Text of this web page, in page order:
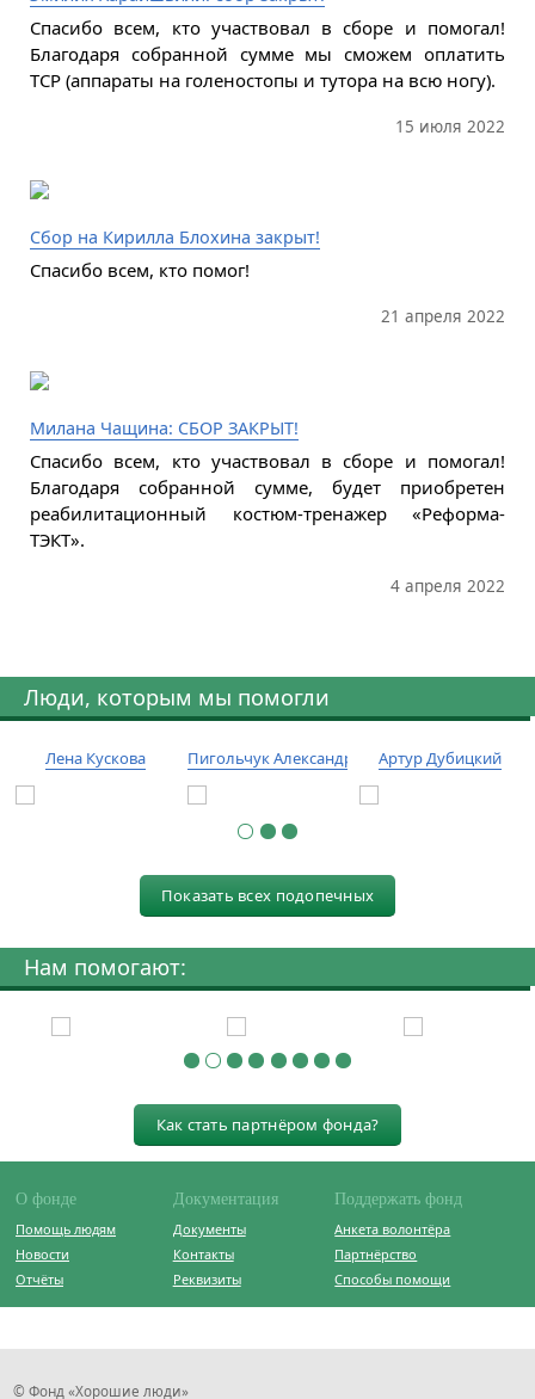
Спасибо всем, кто участвовал в сборе и помогал!
Благодаря собранной сумме мы сможем оплатить
ТСР (аппараты на голеностопы и тутора на всю ногу).
15 июля 2022
Сбор на Кирилла Блохина закрыт!
Спасибо всем, кто помог!
21 апреля 2022
Милана Чащина: СБОР ЗАКРЫТ!
Спасибо всем, кто участвовал в сборе и помогал!
Благодаря собранной сумме, будет приобретен
реабилитационный костюм-тренажер «Реформа-
ТЭКТ».
4 апреля 2022
Люди, которым мы помогли
Лена Кускова Пигольчук Александр Артур Дубицкий
Показать всех подопечных
Нам помогают:
Как стать партнёром фонда?
О фонде
Помощь людям
Новости
Отчёты
Документация
Документы
Контакты
Реквизиты
Поддержать фонд
Анкета волонтёра
Партнёрство
Способы помощи
© Фонд «Хорошие люди»